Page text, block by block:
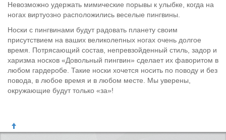
Невозможно удержать мимические порывы к улыбке, когда на
ногах виртуозно расположились веселые пингвины.
Носки с пингвинами будут радовать планету своим
присутствием на ваших великолепных ногах очень долгое
время. Потрясающий состав, непревзойденный стиль, задор и
харизма носков «Довольный пингвин» сделает их фаворитом в
любом гардеробе. Такие носки хочется носить по поводу и без
повода, в любое время и в любом месте. Мы уверены,
окружающие будут только «за»!